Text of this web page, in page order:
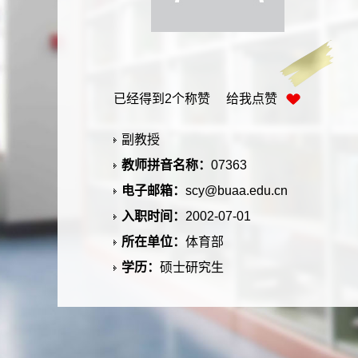
已经得到 2个称赞 给我点赞
副教授
教师拼音名称： 07363
电子邮箱： scy@buaa.edu.cn
入职时间： 2002-07-01
所在单位： 体育部
学历： 硕士研究生
在职